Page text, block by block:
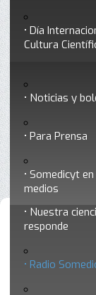
profesionales
Premios a
formar
Día
Cultura
Ciencia y
Nuestra
responde
Radio
Noticias y
Para Prensa
Somedicyt
medios
Contacto
En su tinta
En
En su